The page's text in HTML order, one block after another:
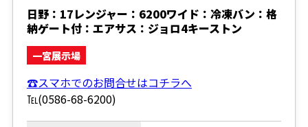
日野：17レンジャー：6200ワイド：冷凍バン：格
納ゲート付：エアサス：ジョロ4キーストン
一宮展示場
☎スマホでのお問合せはコチラへ
℡(0586-68-6200)